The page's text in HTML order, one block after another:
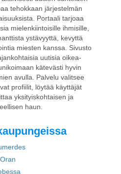
tehokkaan järjestelmän
Portaali tarjoaa
mielenkiintoisille ihmisille,
ystävyyttä, kevyttä
miesten kanssa. Sivusto
uutisia oikea-
kätevästi hyvin
avulla. Palvelu valitsee
profiilit, löytää käyttäjät
yksityiskohtaisen ja
haun.
Oran